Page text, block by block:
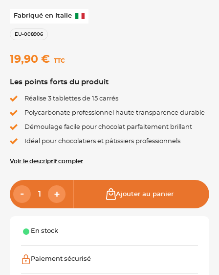
Fabriqué en Italie
EU-008906
19,90 € TTC
Les points forts du produit
Réalise 3 tablettes de 15 carrés
Polycarbonate professionnel haute transparence durable
Démoulage facile pour chocolat parfaitement brillant
Idéal pour chocolatiers et pâtissiers professionnels
Voir le descriptif complet
Ajouter au panier
En stock
Paiement sécurisé